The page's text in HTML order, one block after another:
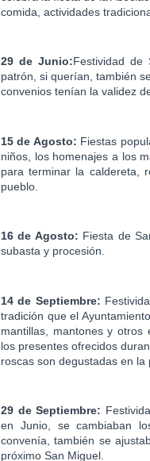
comida, actividades
29 de Junio:Festividad de
patrón, si querían, también
convenios tenían la validez
15 de Agosto: Fiestas
niños, los homenajes a los
para terminar la caldereta,
pueblo.
16 de Agosto: Fiesta de
subasta y procesión.
14 de Septiembre:
tradición que el
mantillas, mantones y
los presentes ofrecidos
roscas son degustadas en
29 de Septiembre:
en Junio, se cambiaban
convenía, también se
próximo San Miguel.